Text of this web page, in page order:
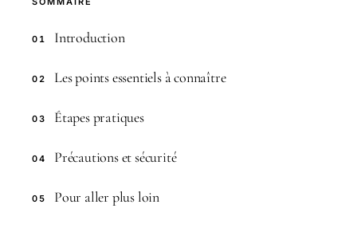
01 Introduction
02 Les points essentiels à connaître
03 Étapes pratiques
04 Précautions et sécurité
05 Pour aller plus loin